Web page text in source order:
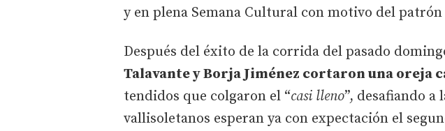
y en plena Semana Cultural con motivo del
Después del éxito de la corrida del pasado
Talavante y Borja Jiménez cortaron una oreja
tendidos que colgaron el “casi lleno”, desafiando a
vallisoletanos esperan ya con expectación el